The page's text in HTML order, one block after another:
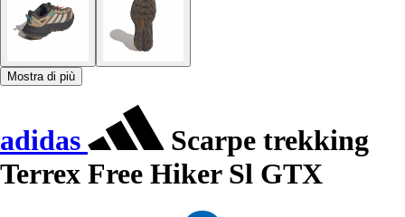
Mostra di più
adidas
Scarpe trekking
Terrex Free Hiker Sl GTX